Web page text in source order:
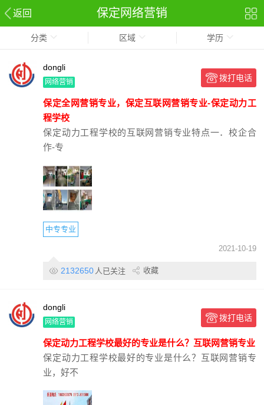
返回 保定网络营销
分类 区域 学历
dongli
网络营销 拨打电话
保定全网营销专业，保定互联网营销专业-保定动力工
程学校
保定动力工程学校的互联网营销专业特点一．校企合
作-专
中专专业
2021-10-19
2132650 人已关注 收藏
dongli
网络营销 拨打电话
保定动力工程学校最好的专业是什么？互联网营销专业
保定动力工程学校最好的专业是什么？互联网营销专
业，好不